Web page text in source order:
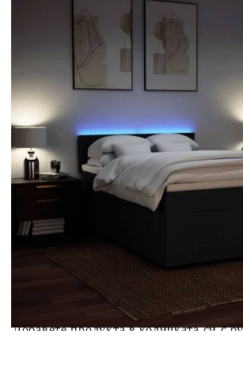
Acest tabel are caracter informativ.
coșul de cumpărături unde veți putea
cererii de creditare.
Предоставената таблица е с
Добавете продукта в количката си с
количката" и при поръчка ще можете
вноски на кредита.
Предоставената таблица е с
Добавете продукта в количката си с
количката" и при поръчка ще можете
вноски на кредита.
Предоставената таблица е с
Добавете продукта в количката си с
количката" и при поръчка ще можете
вноски на кредита.
Предоставената таблица е с
Добавете продукта в количката си с